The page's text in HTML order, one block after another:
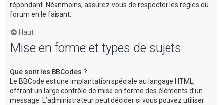
répondant. Néanmoins, assurez-vous de respecter les règles du
forum en le faisant.
Haut
Mise en forme et types de sujets
Que sont les BBCodes ?
Le BBCode est une implantation spéciale au langage HTML,
offrant un large contrôle de mise en forme des éléments d’un
message. L’administrateur peut décider si vous pouvez utiliser